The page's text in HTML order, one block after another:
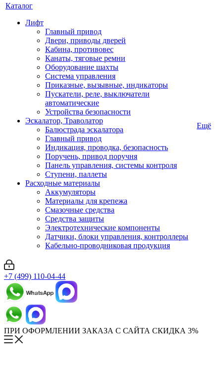
Каталог
Лифт
Главный привод
Двери, приводы дверей
Кабина, противовес
Канаты, тяговые ремни
Оборудование шахты
Система управления
Приказные, вызывные, индикаторы
Пускатели, реле, выключатели
автоматические
Устройства безопасности
Эскалатор, Траволатор
Балюстрада эскалатора
Главный привод
Индикация, проводка, безопасность
Поручень, привод поручня
Панель управления, системы контроля
Ступени, паллеты
Расходные материалы
Аккумуляторы
Материалы для крепежа
Смазочные средства
Средства защиты
Электротехнические компоненты
Датчики, блоки управления, контроллеры
Кабельно-проводниковая продукция
Ещё
+7 (499) 110-04-44
ПРИ ОФОРМЛЕНИИ ЗАКАЗА С САЙТА СКИДКА 3%